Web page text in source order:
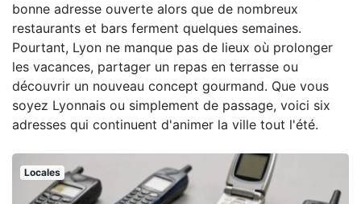
bonne adresse ouverte alors que de nombreux
restaurants et bars ferment quelques semaines.
Pourtant, Lyon ne manque pas de lieux où prolonger
les vacances, partager un repas en terrasse ou
découvrir un nouveau concept gourmand. Que vous
soyez Lyonnais ou simplement de passage, voici six
adresses qui continuent d'animer la ville tout l'été.
Locales